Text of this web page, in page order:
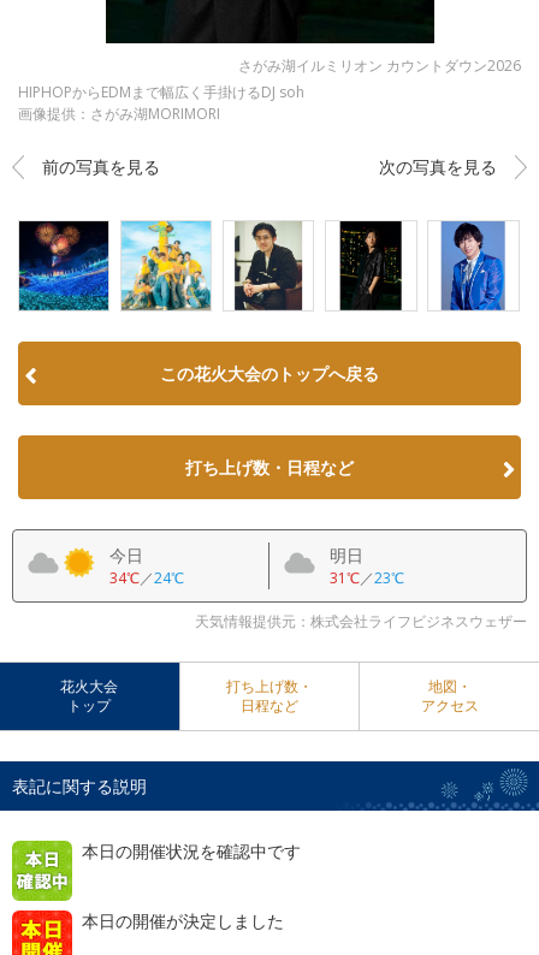
さがみ湖イルミリオン カウントダウン2026
HIPHOPからEDMまで幅広く手掛けるDJ soh
画像提供：さがみ湖MORIMORI
前の写真を見る 次の写真を見る
この花火大会のトップへ戻る
打ち上げ数・日程など
今日
34℃／24℃
明日
31℃／23℃
天気情報提供元：株式会社ライフビジネスウェザー
花火大会
トップ
打ち上げ数・
日程など
地図・
アクセス
表記に関する説明
本日の開催状況を確認中です
本日の開催が決定しました